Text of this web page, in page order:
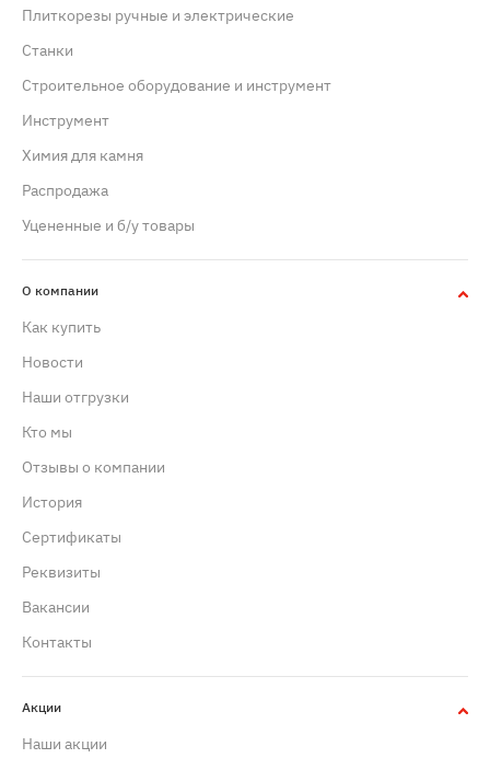
Плиткорезы ручные и электрические
Станки
Строительное оборудование и инструмент
Инструмент
Химия для камня
Распродажа
Уцененные и б/у товары
О компании
Как купить
Новости
Наши отгрузки
Кто мы
Отзывы о компании
История
Сертификаты
Реквизиты
Вакансии
Контакты
Акции
Наши акции